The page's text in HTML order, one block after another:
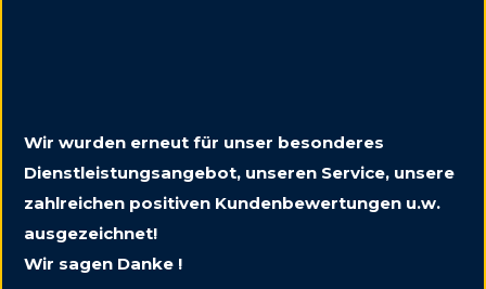
Wir wurden erneut für unser besonderes
Dienstleistungsangebot, unseren Service, unsere
zahlreichen positiven Kundenbewertungen u.w.
ausgezeichnet!
Wir sagen Danke !